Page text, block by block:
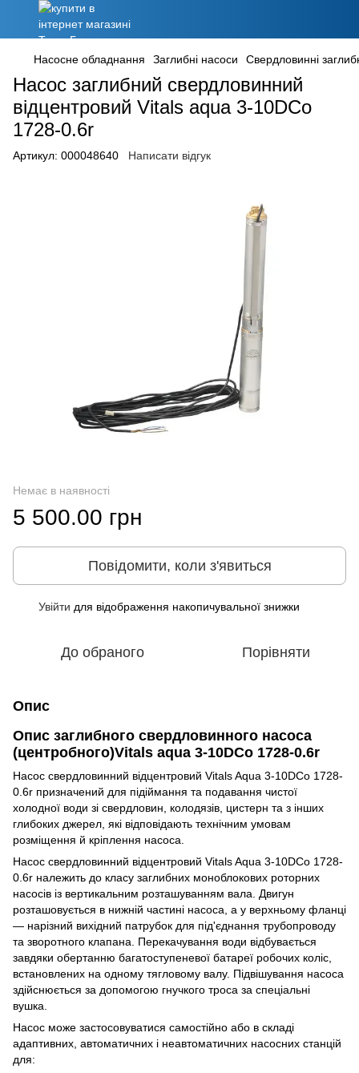
Насосне обладнання Заглибні насоси Свердловинні
Насос заглибний свердловинний
відцентровий Vitals aqua 3-10DCo
1728-0.6r
Артикул: 000048640 Написати відгук
Немає в наявності
5 500.00 грн
Повідомити, коли з'явиться
Увійти для відображення накопичувальної знижки
До обраного Порівняти
Опис
Опис заглибного свердловинного насоса
(центробного)Vitals aqua 3-10DCo 1728-0.6r
Насос свердловинний відцентровий Vitals Aqua 3-10DCo 1728-
0.6r призначений для підіймання та подавання чистої
холодної води зі свердловин, колодязів, цистерн та з інших
глибоких джерел, які відповідають технічним умовам
розміщення й кріплення насоса.
Насос свердловинний відцентровий Vitals Aqua 3-10DCo 1728-
0.6r належить до класу заглибних моноблокових роторних
насосів із вертикальним розташуванням вала. Двигун
розташовується в нижній частині насоса, а у верхньому фланці
— нарізний вихідний патрубок для під'єднання трубопроводу
та зворотного клапана. Перекачування води відбувається
завдяки обертанню багатоступеневої батареї робочих коліс,
встановлених на одному тягловому валу. Підвішування насоса
здійснюється за допомогою гнучкого троса за спеціальні
вушка.
Насос може застосовуватися самостійно або в складі
адаптивних, автоматичних і неавтоматичних насосних станцій
для: